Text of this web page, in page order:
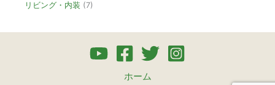
リビング・内装 (7)
ホーム